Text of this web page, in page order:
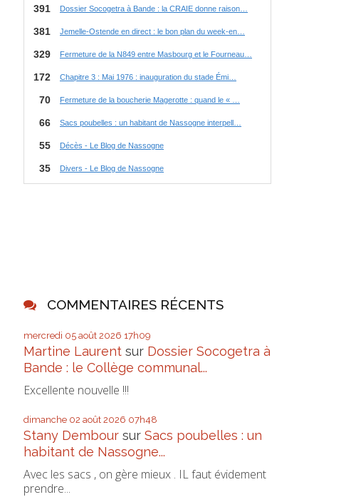
COMMENTAIRES RÉCENTS
mercredi 05 août 2026 17h09
Martine Laurent sur Dossier Socogetra à
Bande : le Collège communal...
Excellente nouvelle !!!
dimanche 02 août 2026 07h48
Stany Dembour surSacs poubelles : un
habitant de Nassogne...
Avec les sacs , on gère mieux . IL faut évidement
prendre...